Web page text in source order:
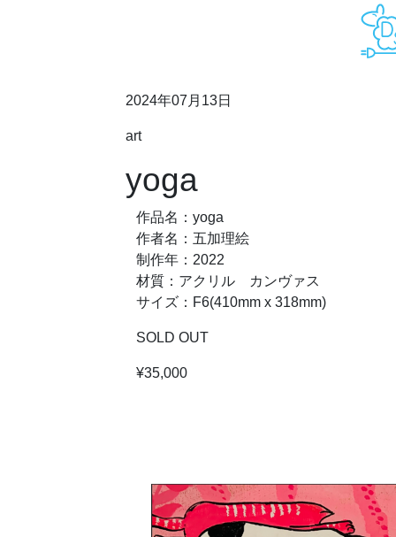
2024年07月13日
art
yoga
作品名：yoga
作者名：五加理絵
制作年：2022
材質：アクリル カンヴァス
サイズ：F6(410mm x 318mm)
SOLD OUT
¥35,000